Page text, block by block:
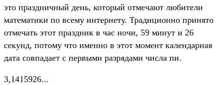
это праздничный день, который отмечают любители
математики по всему интернету. Традиционно принято
отмечать этот праздник в час ночи, 59 минут и 26
секунд, потому что именно в этот момент календарная
дата совпадает с первыми разрядами числа пи.
3,1415926...